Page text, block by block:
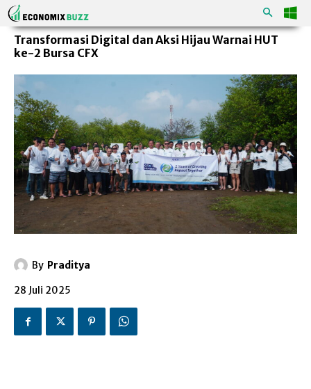
Transformasi Digital dan Aksi Hijau Warnai HUT
ke-2 Bursa CFX
By Praditya
28 Juli 2025